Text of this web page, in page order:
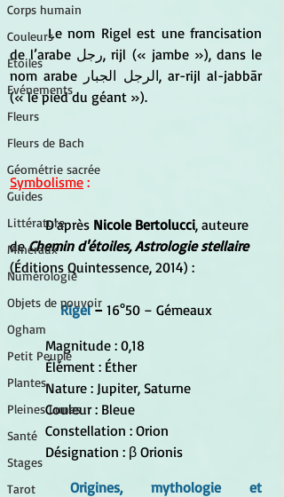
Corps humain
Couleurs
Etoiles
Evénements
Fleurs
Fleurs de Bach
Géométrie sacrée
Guides
Littérature
Minéraux
Numérologie
Objets de pouvoir
Ogham
Petit Peuple
Plantes
Pleines Lunes
Santé
Stages
Tarot
	Le nom Rigel est une francisation
de l’arabe رجل, rijl (« jambe »), dans le
nom arabe الرجل الجبار, ar-rijl al-jabbār
(« le pied du géant »).
Symbolisme :
	D'après
Nicole Bertolucci, auteure
de Chemin d'étoiles, Astrologie stellaire
(Éditions Quintessence, 2014) :
Rigel – 16°50 – Gémeaux
Magnitude : 0,18
Élément : Éther
Nature : Jupiter, Saturne
Couleur : Bleue
Constellation : Orion
Désignation : β Orionis
Origines, mythologie et